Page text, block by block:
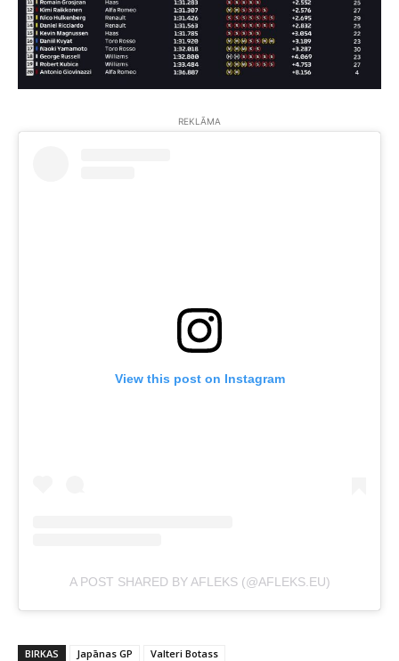
REKLĀMA
View this post on Instagram
A POST SHARED BY AFLEKS (@AFLEKS.EU)
BIRKAS Japānas GP Valteri Botass